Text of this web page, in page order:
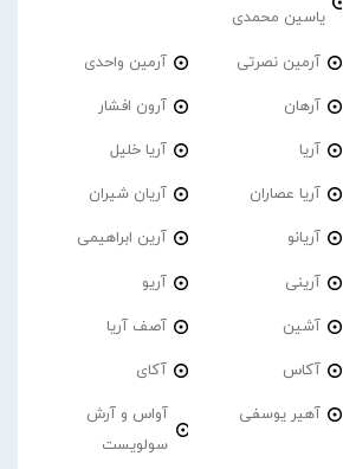
یاسین محمدی
آرمین نصرتی آرمین واحدی
آرهان آرون افشار
آریا آریا خلیل
آریا عصاران آریان شیران
آریانو آرین ابراهیمی
آرینی آریو
آشین آصف آریا
آکاس آکای
آهیر یوسفی
آواس و آرش
سولویست